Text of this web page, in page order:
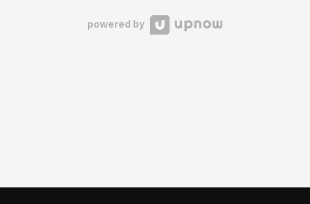
powered by